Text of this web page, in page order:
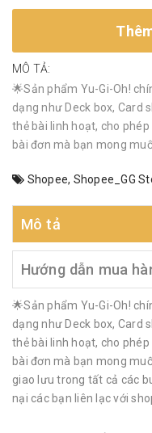
MÔ TẢ:
🌟Sản phẩm Yu-Gi-Oh!
dạng như Deck box, Card
thẻ bài linh hoạt, cho
bài đơn mà bạn mong
Shopee, Shopee_GG
Mô tả
Hướng dẫn mua
🌟Sản phẩm Yu-Gi-Oh!
dạng như Deck box, Card
thẻ bài linh hoạt, cho
bài đơn mà bạn mong
giao lưu trong tất cả các
nại các bạn liên lạc với